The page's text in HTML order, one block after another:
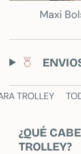
dudaré en
me enamoró, así
compra de su
Maxi
TODO LO
¿QUÉ
TROLLEY?